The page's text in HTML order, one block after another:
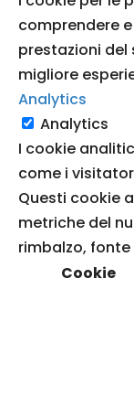
comprendere
prestazioni del
migliore
Analytics
Analytics
I cookie
come i
Questi cookie
metriche del
rimbalzo,
Cookie